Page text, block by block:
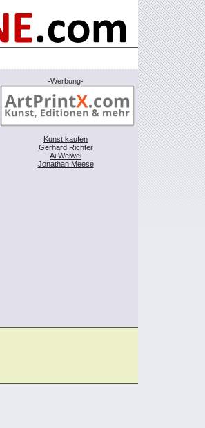
-Werbung-
Kunst kaufen
Gerhard Richter
Ai Weiwei
Jonathan Meese